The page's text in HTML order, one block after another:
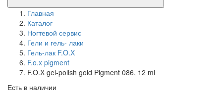
Главная
Каталог
Ногтевой сервис
Гели и гель- лаки
Гель-лак F.O.X
F.o.x pigment
F.O.X gel-polish gold Pigment 086, 12 ml
Есть в наличии